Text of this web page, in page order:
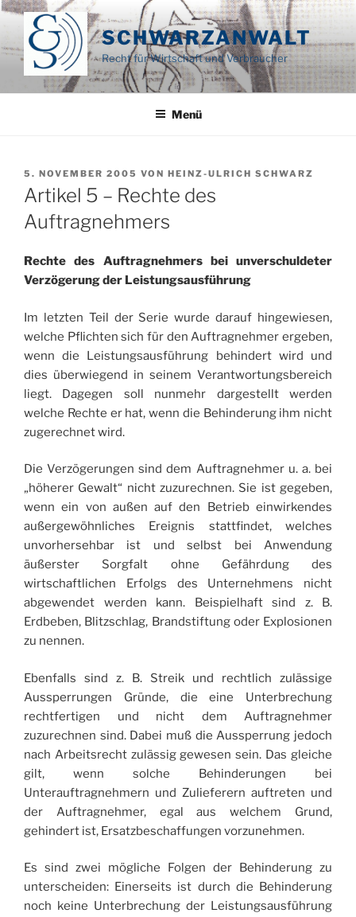
Zum
springen
SCHWARZANWALT
Recht für Wirtschaft und Verbraucher
Menü
VERÖFFENTLICHT
AM
5. NOVEMBER 2005 VON HEINZ-ULRICH SCHWARZ
Artikel 5 – Rechte des
Auftragnehmers
Rechte des Auftragnehmers bei unverschuldeter
Verzögerung der Leistungsausführung
Im letzten Teil der Serie wurde darauf hingewiesen,
welche Pflichten sich für den Auftragnehmer ergeben,
wenn die Leistungsausführung behindert wird und
dies überwiegend in seinem Verantwortungsbereich
liegt. Dagegen soll nunmehr dargestellt werden
welche Rechte er hat, wenn die Behinderung ihm nicht
zugerechnet wird.
Die Verzögerungen sind dem Auftragnehmer u. a. bei
„höherer Gewalt“ nicht zuzurechnen. Sie ist gegeben,
wenn ein von außen auf den Betrieb einwirkendes
außergewöhnliches Ereignis stattfindet, welches
unvorhersehbar ist und selbst bei Anwendung
äußerster Sorgfalt ohne Gefährdung des
wirtschaftlichen Erfolgs des Unternehmens nicht
abgewendet werden kann. Beispielhaft sind z. B.
Erdbeben, Blitzschlag, Brandstiftung oder Explosionen
zu nennen.
Ebenfalls sind z. B. Streik und rechtlich zulässige
Aussperrungen Gründe, die eine Unterbrechung
rechtfertigen und nicht dem Auftragnehmer
zuzurechnen sind. Dabei muß die Aussperrung jedoch
nach Arbeitsrecht zulässig gewesen sein. Das gleiche
gilt, wenn solche Behinderungen bei
Unterauftragnehmern und Zulieferern auftreten und
der Auftragnehmer, egal aus welchem Grund,
gehindert ist, Ersatzbeschaffungen vorzunehmen.
Es sind zwei mögliche Folgen der Behinderung zu
unterscheiden: Einerseits ist durch die Behinderung
noch keine Unterbrechung der Leistungsausführung